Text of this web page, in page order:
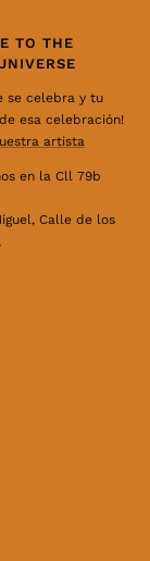
TO THE
se celebra y tu
esa celebración!
artista
en la Cll 79b
Calle de los